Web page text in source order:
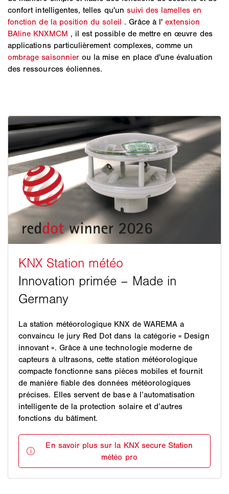
confort intelligentes, telles qu'un suivi des lamelles en
fonction de la position du soleil . Grâce à l'extension
BAline KNXMCM , il est possible de mettre en œuvre des
applications particulièrement complexes, comme un
ombrage saisonnierou la mise en place d'une évaluation
des ressources éoliennes.
La station météorologique KNX de WAREMA a
convaincu le jury Red Dot dans la catégorie « Design
innovant ». Grâce à une technologie moderne de
capteurs à ultrasons, cette station météorologique
compacte fonctionne sans pièces mobiles et fournit
de manière fiable des données météorologiques
précises. Elles servent de base à l’automatisation
intelligente de la protection solaire et d’autres
fonctions du bâtiment.